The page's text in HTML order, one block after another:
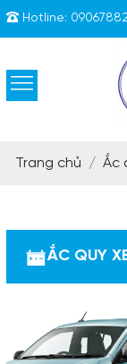
Hotline:
Trang chủ Ắc
ẮC QUY